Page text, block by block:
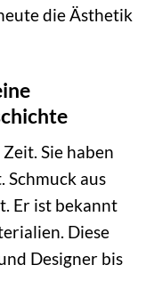
die Ästhetik
Sie haben
aus
Er ist bekannt
Diese
Designer bis